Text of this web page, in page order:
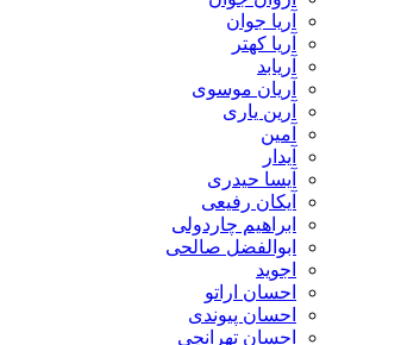
آریا جوان
آریا کهتر
آریابد
آریان موسوی
آرین یاری
آمین
آیدار
آیسا حیدری
آیکان رفیعی
ابراهیم چاردولی
ابوالفضل صالحی
اجوید
احسان اراتو
احسان پیوندی
احسان تهرانچی